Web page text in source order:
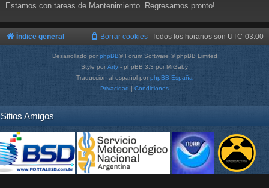
Estamos con tareas de Mantenimiento. Regresamos pronto!
Índice general Todos los horarios son UTC-03:00
Borrar cookies
Desarrollado por phpBB® Forum Software © phpBB Limited
Style por Arty - phpBB 3.3 por MrGaby
Traducción al español por phpBB España
Privacidad | Condiciones
Sitios Amigos